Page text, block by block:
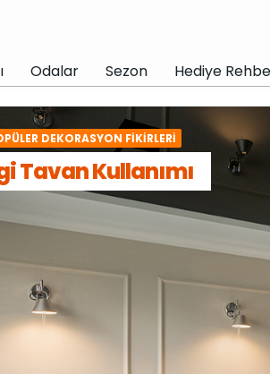
Odalar Sezon Hediye
DEKORASYON FIKIRLERI
Tavan Kullanımı